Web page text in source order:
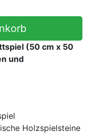
(50 cm x 50
und
Holzspielsteine